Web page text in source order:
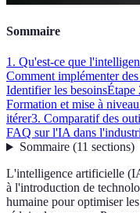
Sommaire
1. Qu'est-ce que
Comment implémenter
Identifier les besoinsÉtape
Formation et mise à
itérer3. Comparatif des
FAQ sur l'IA dans
Sommaire(11 sections)
L'intelligence artificielle
à l'introduction de
humaine pour optimiser